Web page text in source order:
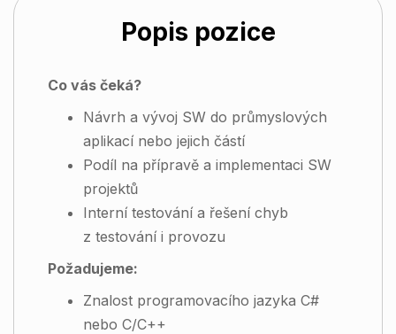
Popis pozice
Co vás čeká?
Návrh a vývoj SW do průmyslových
aplikací nebo jejich částí
Podíl na přípravě a implementaci SW
projektů
Interní testování a řešení chyb
z testování i provozu
Požadujeme:
Znalost programovacího jazyka C#
nebo C/C++